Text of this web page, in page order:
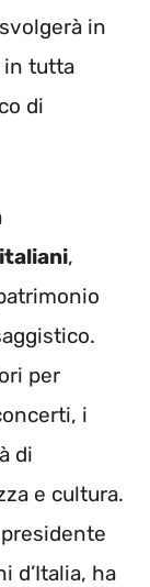
in
in tutta
di
,
per
i
di
e cultura.
d’Italia, ha